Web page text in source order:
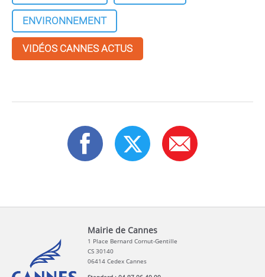
ENVIRONNEMENT
VIDÉOS CANNES ACTUS
Mairie de Cannes
1 Place Bernard Cornut-Gentille
CS 30140
06414 Cedex Cannes